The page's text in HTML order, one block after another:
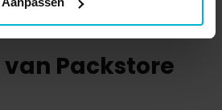
Packstore